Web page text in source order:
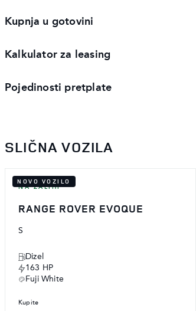
Kupnja u gotovini
Kalkulator za leasing
Pojedinosti pretplate
SLIČNA VOZILA
NOVO VOZILO
NA ZALIHI
RANGE ROVER EVOQUE
S
Dizel
163 HP
Fuji White
kupite